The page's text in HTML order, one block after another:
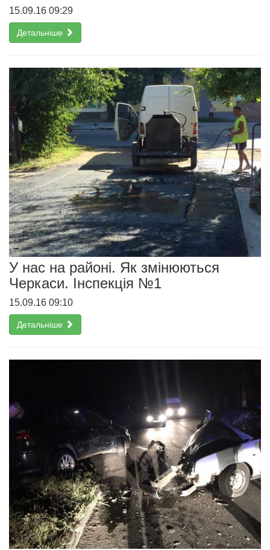
15.09.16 09:29
Детальніше
У нас на районі. Як змінюються
Черкаси. Інспекція №1
15.09.16 09:10
Детальніше